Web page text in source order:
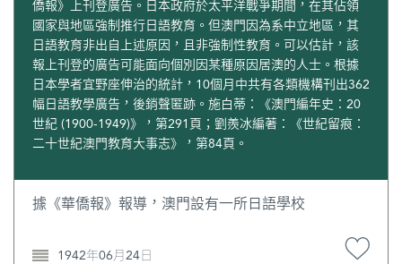
僑報》上刊登廣告。日本政府於太平洋戰爭期間，在其佔領
國家與地區強制推行日語教育。但澳門因為系中立地區，其
日語教育非出自上述原因，且非強制性教育。可以估計，該
報上刊登的廣告可能面向個別因某種原因居澳的人士。根據
日本學者宜野座伸治的統計，10個月中共有各類機構刊出362
幅日語教學廣告，後銷聲匿跡。施白蒂：《澳門編年史：20
世紀 (1900-1949)》，第291頁；劉羨冰編著：《世紀留痕：
二十世紀澳門教育大事志》，第84頁。
據《華僑報》報導，澳門設有一所日語學校
1942年06月24日